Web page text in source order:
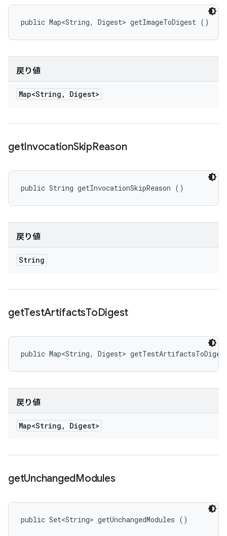
public Map<String, Digest> getImageToDigest ()
戻り値
Map<String , Digest>
getInvocationSkipReason
public String getInvocationSkipReason ()
戻り値
String
getTestArtifactsToDigest
public Map<String, Digest>
戻り値
Map<String , Digest>
getUnchangedModules
public Set<String> getUnchangedModules ()